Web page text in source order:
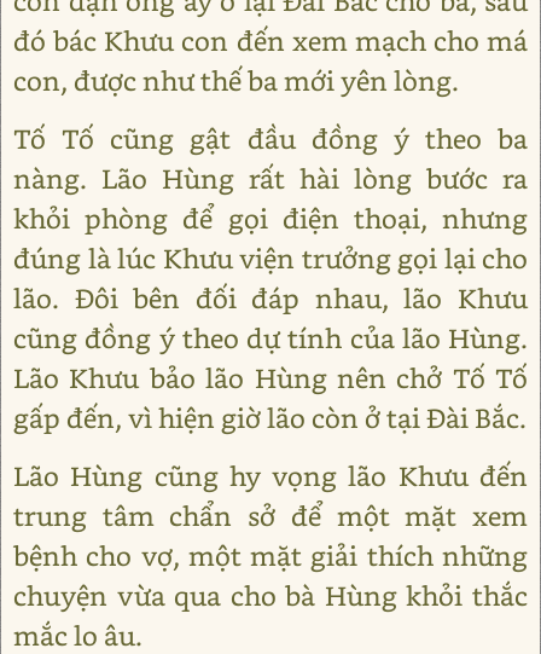
đó bác Khưu con đến xem mạch cho má
con, được như thế ba mới yên lòng.
Tố Tố cũng gật đầu đồng ý theo ba
nàng. Lão Hùng rất hài lòng bước ra
khỏi phòng để gọi điện thoại, nhưng
đúng là lúc Khưu viện trưởng gọi lại cho
lão. Đôi bên đối đáp nhau, lão Khưu
cũng đồng ý theo dự tính của lão Hùng.
Lão Khưu bảo lão Hùng nên chở Tố Tố
gấp đến, vì hiện giờ lão còn ở tại Đài Bắc.
Lão Hùng cũng hy vọng lão Khưu đến
trung tâm chẩn sở để một mặt xem
bệnh cho vợ, một mặt giải thích những
chuyện vừa qua cho bà Hùng khỏi thắc
mắc lo âu.